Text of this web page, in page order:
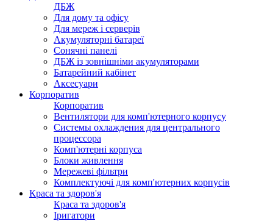
ДБЖ
Для дому та офісу
Для мереж і серверів
Акумуляторні батареї
Сонячні панелі
ДБЖ із зовнішніми акумуляторами
Батарейний кабінет
Аксесуари
Корпоратив
Корпоратив
Вентилятори для комп'ютерного корпусу
Системы охлаждения для центрального
процессора
Комп'ютерні корпуса
Блоки живлення
Мережеві фільтри
Комплектуючі для комп'ютерних корпусів
Краса та здоров'я
Краса та здоров'я
Іригатори